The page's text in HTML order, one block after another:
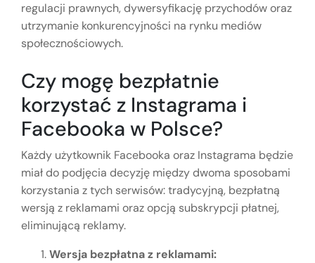
regulacji prawnych, dywersyfikację przychodów oraz
utrzymanie konkurencyjności na rynku mediów
społecznościowych.
Czy mogę bezpłatnie
korzystać z Instagrama i
Facebooka w Polsce?
Każdy użytkownik Facebooka oraz Instagrama będzie
miał do podjęcia decyzję między dwoma sposobami
korzystania z tych serwisów: tradycyjną, bezpłatną
wersją z reklamami oraz opcją subskrypcji płatnej,
eliminującą reklamy.
Wersja bezpłatna z reklamami: